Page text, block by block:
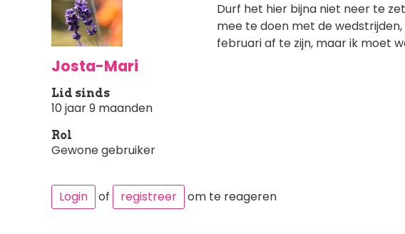
Josta-Mari
Lid sinds
10 jaar 9 maanden
Rol
Gewone gebruiker
Durf het hier bijna niet neer te
mee te doen met de
februari af te zijn, maar ik moet
Login of registreer om te reageren